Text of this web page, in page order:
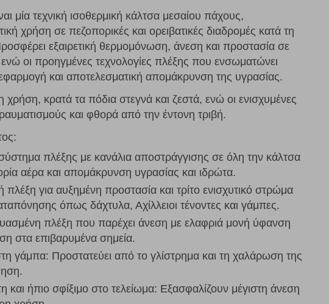
μία τεχνική ισοθερμική κάλτσα μεσαίου πάχους,
χρήση σε πεζοπορικές και ορειβατικές διαδρομές κατά τη
εξαιρετική θερμομόνωση, άνεση και προστασία σε
οι προηγμένες τεχνολογίες πλέξης που ενσωματώνει
και αποτελεσματική απομάκρυνση της υγρασίας.
κρατά τα πόδια στεγνά και ζεστά, ενώ οι ενισχυμένες
και φθορά από την έντονη τριβή.
πλέξης με κανάλια αποστράγγισης σε όλη την κάλτσα
αέρα και απομάκρυνση υγρασίας και ιδρώτα.
για αυξημένη προστασία και τρίτο ενισχυτικό στρώμα
όπως δάχτυλα, Αχίλλειοι τένοντες και γάμπες.
πλέξη που παρέχει άνεση με ελαφριά μονή ύφανση
στα επιβαρυμένα σημεία.
γάμπα: Προστατεύει από το γλίστρημα και τη χαλάρωση της
ήπιο σφίξιμο στο τελείωμα: Εξασφαλίζουν μέγιστη άνεση